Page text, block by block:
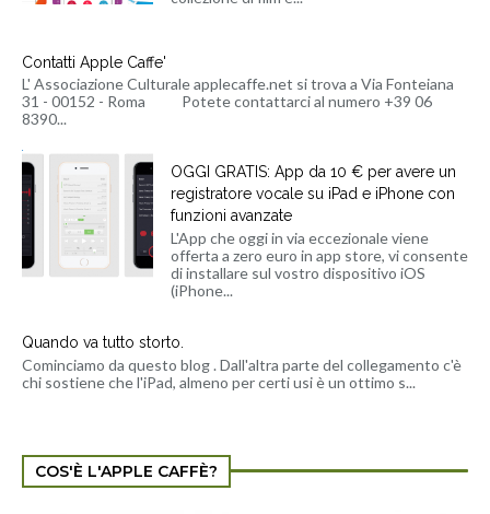
Contatti Apple Caffe'
L' Associazione Culturale applecaffe.net si trova a Via Fonteiana
31 - 00152 - Roma Potete contattarci al numero +39 06
8390...
OGGI GRATIS: App da 10 € per avere un
registratore vocale su iPad e iPhone con
funzioni avanzate
L'App che oggi in via eccezionale viene
offerta a zero euro in app store, vi consente
di installare sul vostro dispositivo iOS
(iPhone...
Quando va tutto storto.
Cominciamo da questo blog . Dall'altra parte del collegamento c'è
chi sostiene che l'iPad, almeno per certi usi è un ottimo s...
COS'È L'APPLE CAFFÈ?